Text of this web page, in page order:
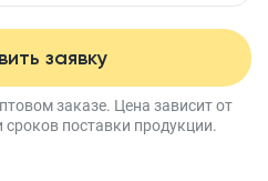
заявку
заказе. Цена зависит от
сроков поставки продукции.